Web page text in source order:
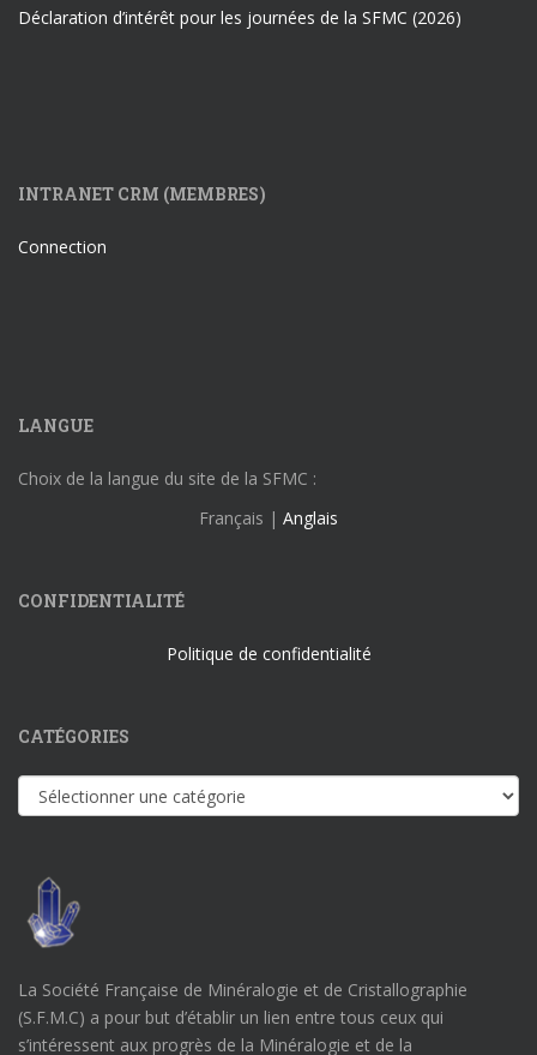
Déclaration d’intérêt pour les journées de la SFMC (2026)
INTRANET CRM (MEMBRES)
Connection
LANGUE
Choix de la langue du site de la SFMC :
Français | Anglais
CONFIDENTIALITÉ
Politique de confidentialité
CATÉGORIES
Catégories
La Société Française de Minéralogie et de Cristallographie
(S.F.M.C) a pour but d’établir un lien entre tous ceux qui
s’intéressent aux progrès de la Minéralogie et de la